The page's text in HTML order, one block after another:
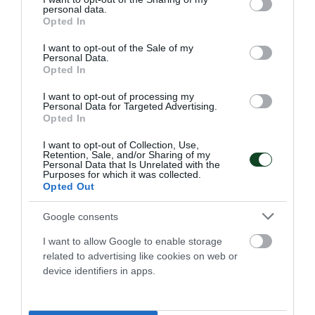
grant or deny consent to Google and its third-party tags to
use your data for below specified purposes in below Google
consent section.
personal data.
Opted In
I want to opt-out of the Sale of my
Personal Data.
Opted In
I want to opt-out of processing my
Personal Data for Targeted Advertising.
Opted In
I want to opt-out of Collection, Use,
Retention, Sale, and/or Sharing of my
Personal Data that Is Unrelated with the
Purposes for which it was collected.
Opted Out
Google consents
I want to allow Google to enable storage
related to advertising like cookies on web or
device identifiers in apps.
Η Εθνική ομάδα βόλεϊ γυναικών αναδείχθηκε ισόπαλη με
την αντίστοιχη της Σουηδία σε φιλική αναμέτρηση που
συμμετείχαν δύο παίκτριες του Παναθηναϊκού.